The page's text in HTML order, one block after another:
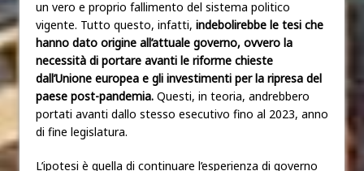
un vero e proprio fallimento del sistema politico
vigente. Tutto questo, infatti, indebolirebbe le tesi che
hanno dato origine all’attuale governo, ovvero la
necessità di portare avanti le riforme chieste
dall’Unione europea e gli investimenti per la ripresa del
paese post-pandemia. Questi, in teoria, andrebbero
portati avanti dallo stesso esecutivo fino al 2023, anno
di fine legislatura.
L’ipotesi è quella di continuare l’esperienza di governo